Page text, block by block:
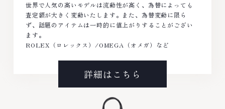
世界で人気の高いモデルは流動性が高く、為替によっても
査定額が大きく変動いたします。また、為替変動に限ら
ず、話題のアイテムは一時的に値上がりすることがござい
ます。
ROLEX（ロレックス）/OMEGA（オメガ）など
詳細はこちら